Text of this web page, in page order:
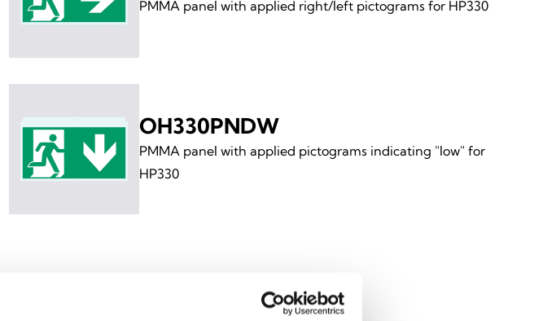
PMMA panel with applied right/left pictograms for HP330
OH330PNDW
PMMA panel with applied pictograms indicating "low" for
HP330